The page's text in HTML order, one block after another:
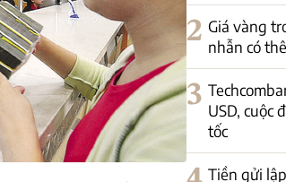
2 Giá vàng
nhẫn có
3 USD, cuộc
tốc
Tiền gửi